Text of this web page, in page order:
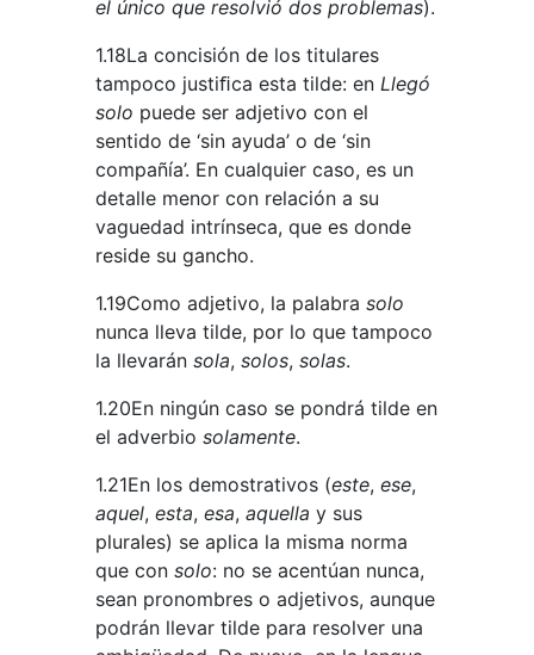
el único que resolvió dos problemas).
1.18La concisión de los titulares
tampoco justiﬁca esta tilde: en Llegó
solo puede ser adjetivo con el
sentido de ‘sin ayuda’ o de ‘sin
compañía’. En cualquier caso, es un
detalle menor con relación a su
vaguedad intrínseca, que es donde
reside su gancho.
1.19Como adjetivo, la palabra solo
nunca lleva tilde, por lo que tampoco
la llevarán sola, solos, solas.
1.20En ningún caso se pondrá tilde en
el adverbio solamente.
1.21En los demostrativos (este, ese,
aquel, esta, esa, aquella y sus
plurales) se aplica la misma norma
que con solo: no se acentúan nunca,
sean pronombres o adjetivos, aunque
podrán llevar tilde para resolver una